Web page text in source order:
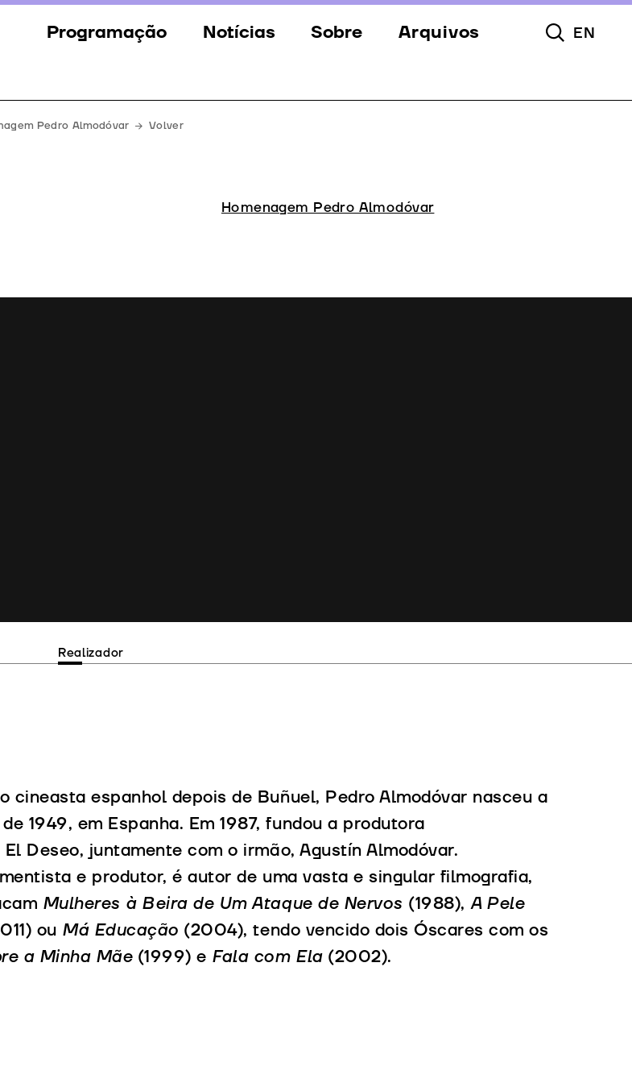
Programação
Eventos
Notícias Sobre Arquivos Pesquisar
EN
Pedro Almodóvar Volver
Homenagem Pedro Almodóvar
Realizador
cineasta espanhol depois de Buñuel, Pedro Almodóvar nasceu a
1949, em Espanha. Em 1987, fundou a produtora
Deseo, juntamente com o irmão, Agustín Almodóvar.
e produtor, é autor de uma vasta e singular filmografia,
Mulheres à Beira de Um Ataque de Nervos (1988),A Pele
ou Má Educação (2004), tendo vencido dois Óscares com os
a Minha Mãe(1999) e Fala com Ela(2002).